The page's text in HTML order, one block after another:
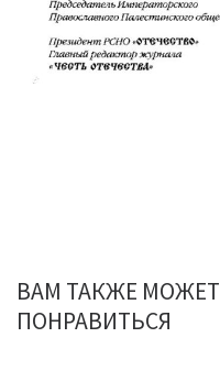
ВАМ ТАКЖЕ МОЖЕТ
ПОНРАВИТЬСЯ